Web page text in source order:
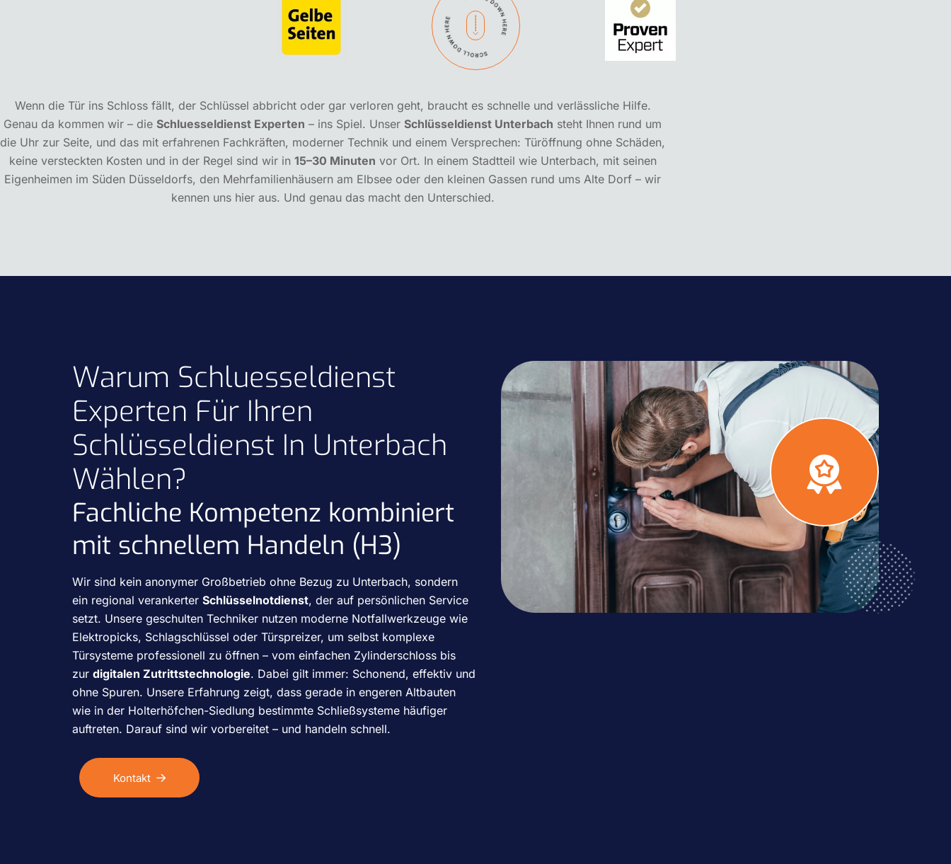
Wenn die Tür ins Schloss fällt, der Schlüssel abbricht oder gar verloren geht, braucht es schnelle und verlässliche Hilfe.
Genau da kommen wir – dieSchluesseldienst Experten – ins Spiel. UnserSchlüsseldienst Unterbach steht Ihnen rund um
die Uhr zur Seite, und das mit erfahrenen Fachkräften, moderner Technik und einem Versprechen: Türöffnung ohne Schäden,
keine versteckten Kosten und in der Regel sind wir in 15–30 Minuten vor Ort. In einem Stadtteil wie Unterbach, mit seinen
Eigenheimen im Süden Düsseldorfs, den Mehrfamilienhäusern am Elbsee oder den kleinen Gassen rund ums Alte Dorf – wir
kennen uns hier aus. Und genau das macht den Unterschied.
Warum Schluesseldienst
Experten Für Ihren
Schlüsseldienst In Unterbach
Wählen?
Fachliche Kompetenz kombiniert
mit schnellem Handeln (H3)
Wir sind kein anonymer Großbetrieb ohne Bezug zu Unterbach, sondern
ein regional verankerter Schlüsselnotdienst, der auf persönlichen Service
setzt. Unsere geschulten Techniker nutzen moderne Notfallwerkzeuge wie
Elektropicks, Schlagschlüssel oder Türspreizer, um selbst komplexe
Türsysteme professionell zu öffnen – vom einfachen Zylinderschloss bis
zur digitalen Zutrittstechnologie. Dabei gilt immer: Schonend, effektiv und
ohne Spuren. Unsere Erfahrung zeigt, dass gerade in engeren Altbauten
wie in der Holterhöfchen-Siedlung bestimmte Schließsysteme häufiger
auftreten. Darauf sind wir vorbereitet – und handeln schnell.
Kontakt